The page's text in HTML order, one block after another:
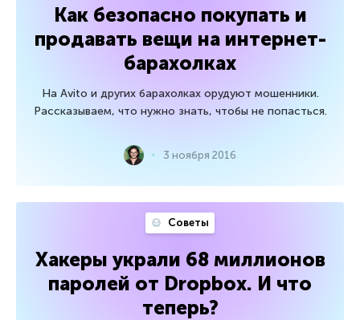
Как безопасно покупать и
продавать вещи на интернет-
барахолках
На Avito и других барахолках орудуют мошенники.
Рассказываем, что нужно знать, чтобы не попасться.
3 ноября 2016
Советы
Хакеры украли 68 миллионов
паролей от Dropbox. И что
теперь?